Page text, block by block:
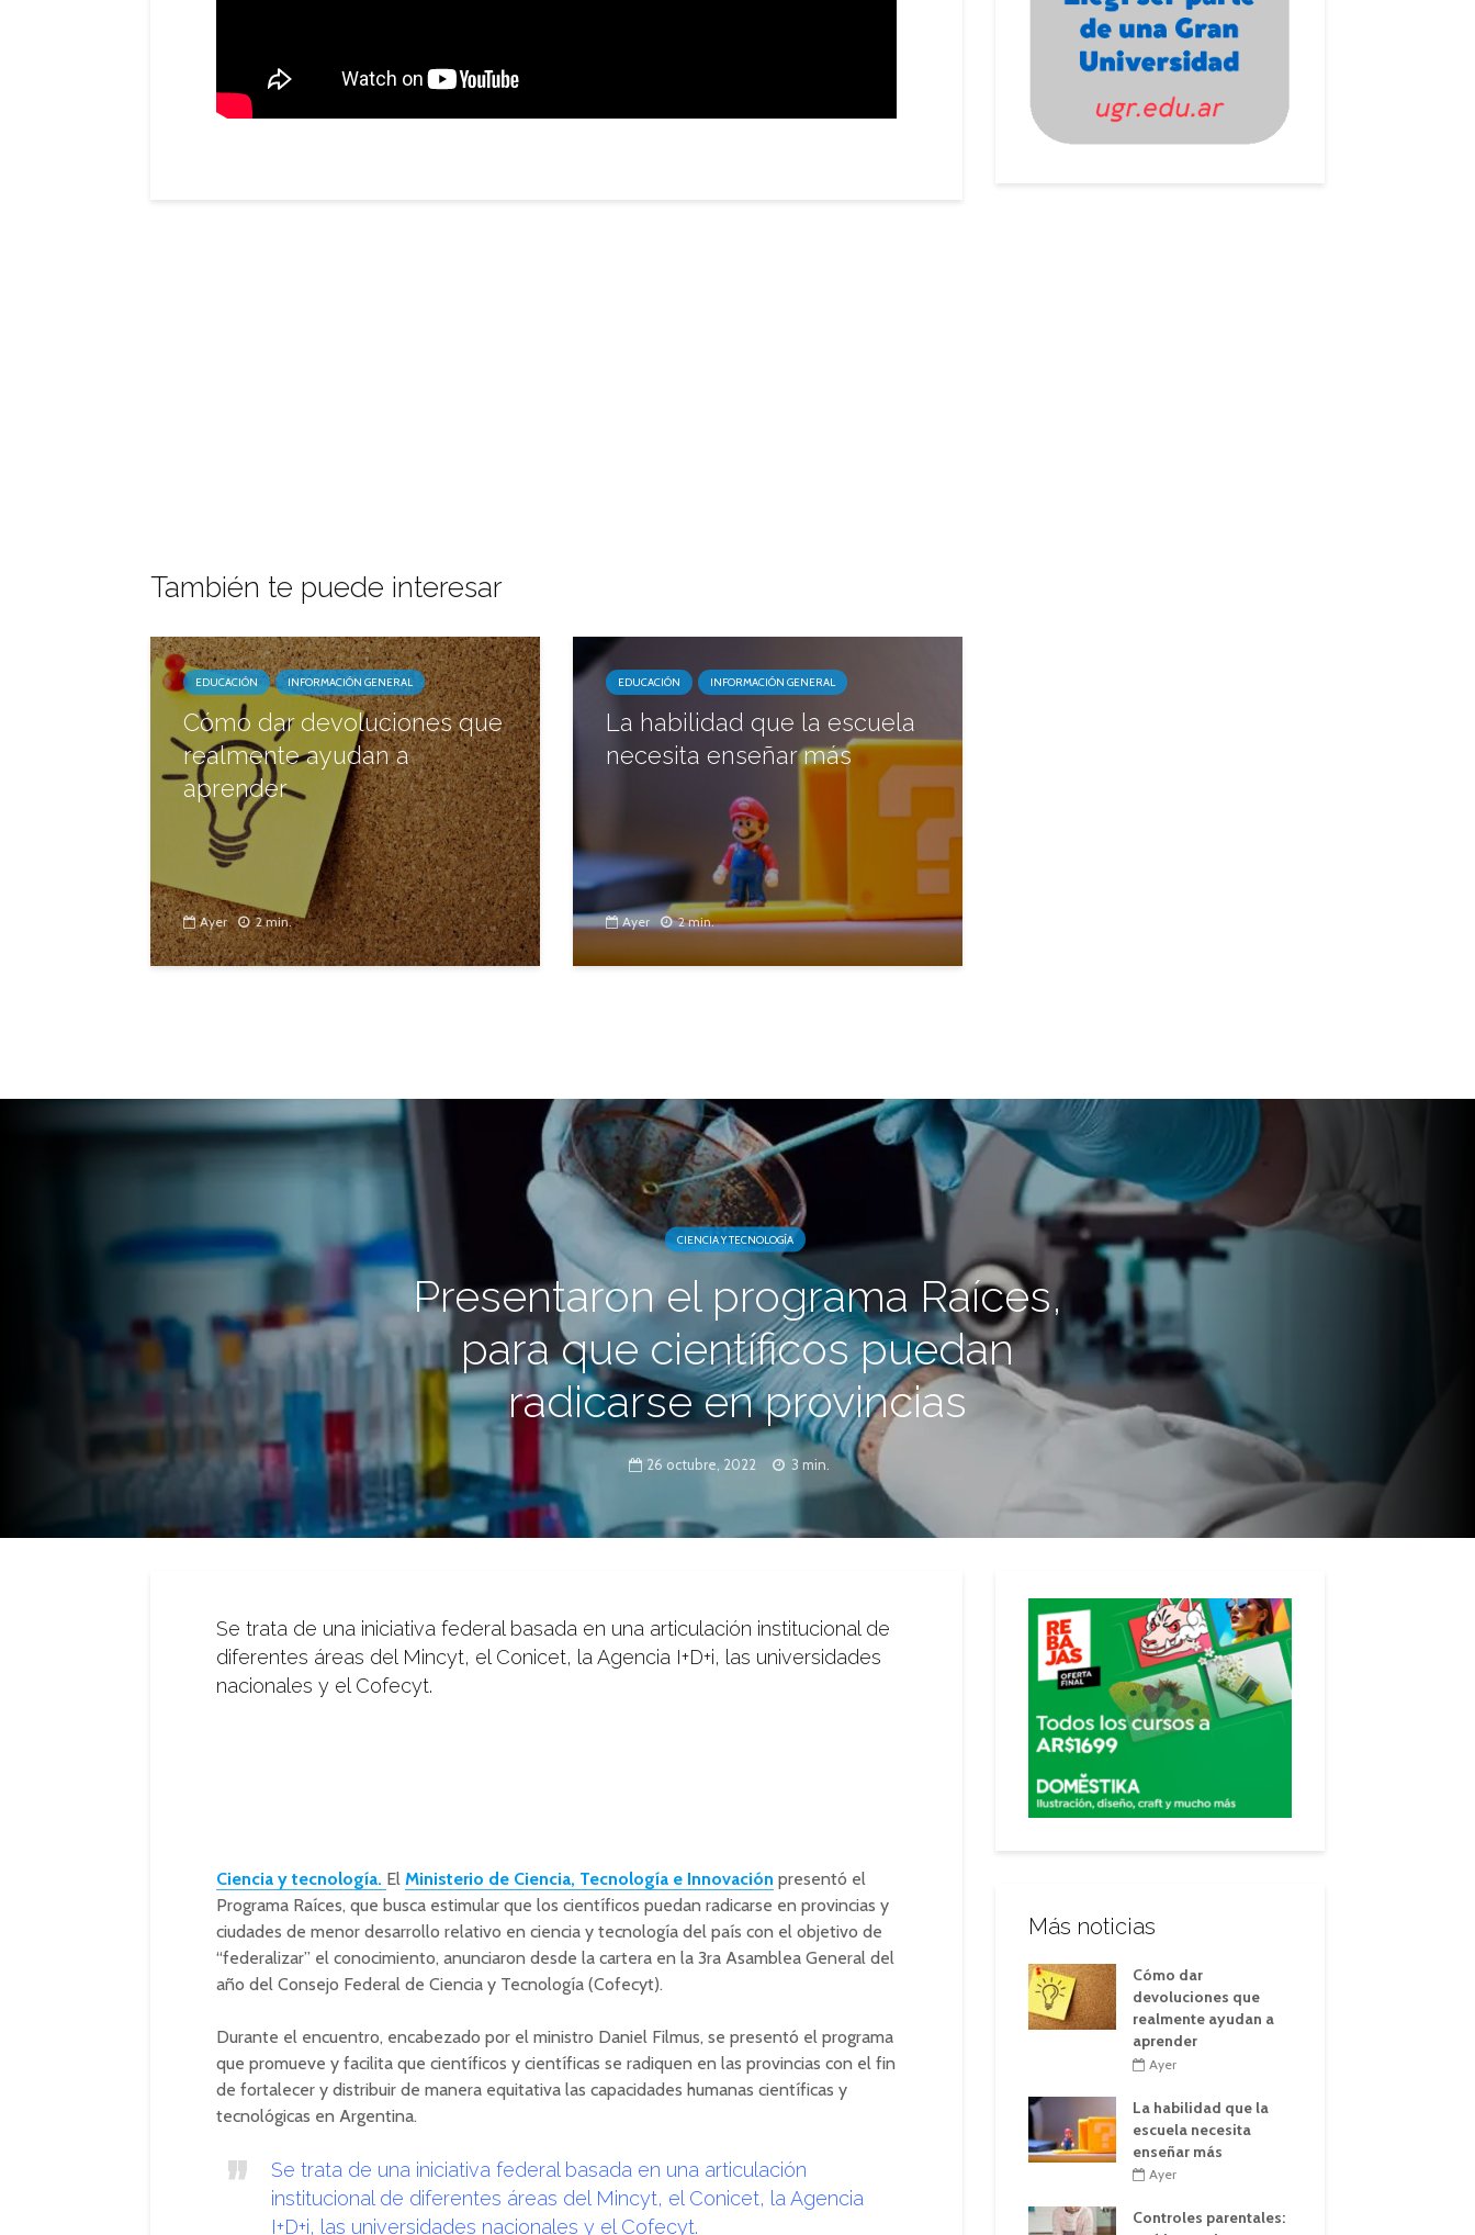
También te puede interesar
EDUCACIÓN INFORMACIÓN GENERAL
Cómo dar devoluciones que
realmente ayudan a
aprender
Ayer 2 min.
EDUCACIÓN INFORMACIÓN GENERAL
La habilidad que la escuela
necesita enseñar más
Ayer 2 min.
CIENCIA Y TECNOLOGÍA
Presentaron el programa Raíces,
para que científicos puedan
radicarse en provincias
26 octubre, 2022 3 min.
Se trata de una iniciativa federal basada en una articulación institucional de
diferentes áreas del Mincyt, el Conicet, la Agencia I+D+i, las universidades
nacionales y el Cofecyt.
Ciencia y tecnología. El Ministerio de Ciencia, Tecnología e Innovación presentó el
Programa Raíces, que busca estimular que los científicos puedan radicarse en provincias y
ciudades de menor desarrollo relativo en ciencia y tecnología del país con el objetivo de
“federalizar” el conocimiento, anunciaron desde la cartera en la 3ra Asamblea General del
año del Consejo Federal de Ciencia y Tecnología (Cofecyt).
Durante el encuentro, encabezado por el ministro Daniel Filmus, se presentó el programa
que promueve y facilita que científicos y científicas se radiquen en las provincias con el fin
de fortalecer y distribuir de manera equitativa las capacidades humanas científicas y
tecnológicas en Argentina.
Se trata de una iniciativa federal basada en una articulación
institucional de diferentes áreas del Mincyt, el Conicet, la Agencia
I+D+i, las universidades nacionales y el Cofecyt.
Más noticias
Cómo dar
devoluciones que
realmente ayudan a
aprender
Ayer
La habilidad que la
escuela necesita
enseñar más
Ayer
Controles parentales: